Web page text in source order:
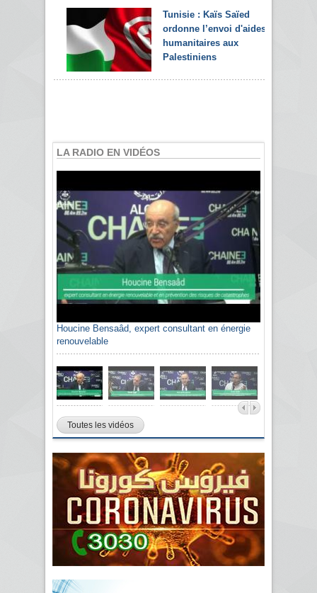
Tunisie : Kaïs Saïed
ordonne l’envoi d'aides
humanitaires aux
Palestiniens
LA RADIO EN VIDÉOS
Houcine Bensaâd, expert consultant en énergie
renouvelable
Toutes les vidéos